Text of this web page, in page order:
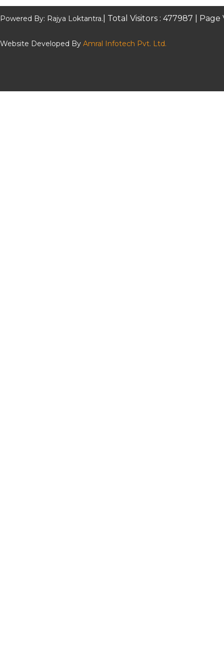
Powered By: Rajya Loktantra. | Total Visitors : 477987 | Page
Website Developed By Amral Infotech Pvt. Ltd.